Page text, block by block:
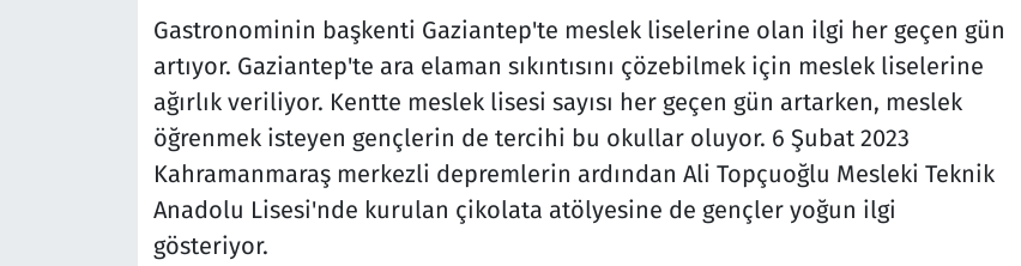
Gastronominin başkenti Gaziantep'te meslek liselerine olan ilgi her geçen gün
artıyor. Gaziantep'te ara elaman sıkıntısını çözebilmek için meslek liselerine
ağırlık veriliyor. Kentte meslek lisesi sayısı her geçen gün artarken, meslek
öğrenmek isteyen gençlerin de tercihi bu okullar oluyor. 6 Şubat 2023
Kahramanmaraş merkezli depremlerin ardından Ali Topçuoğlu Mesleki Teknik
Anadolu Lisesi'nde kurulan çikolata atölyesine de gençler yoğun ilgi
gösteriyor.